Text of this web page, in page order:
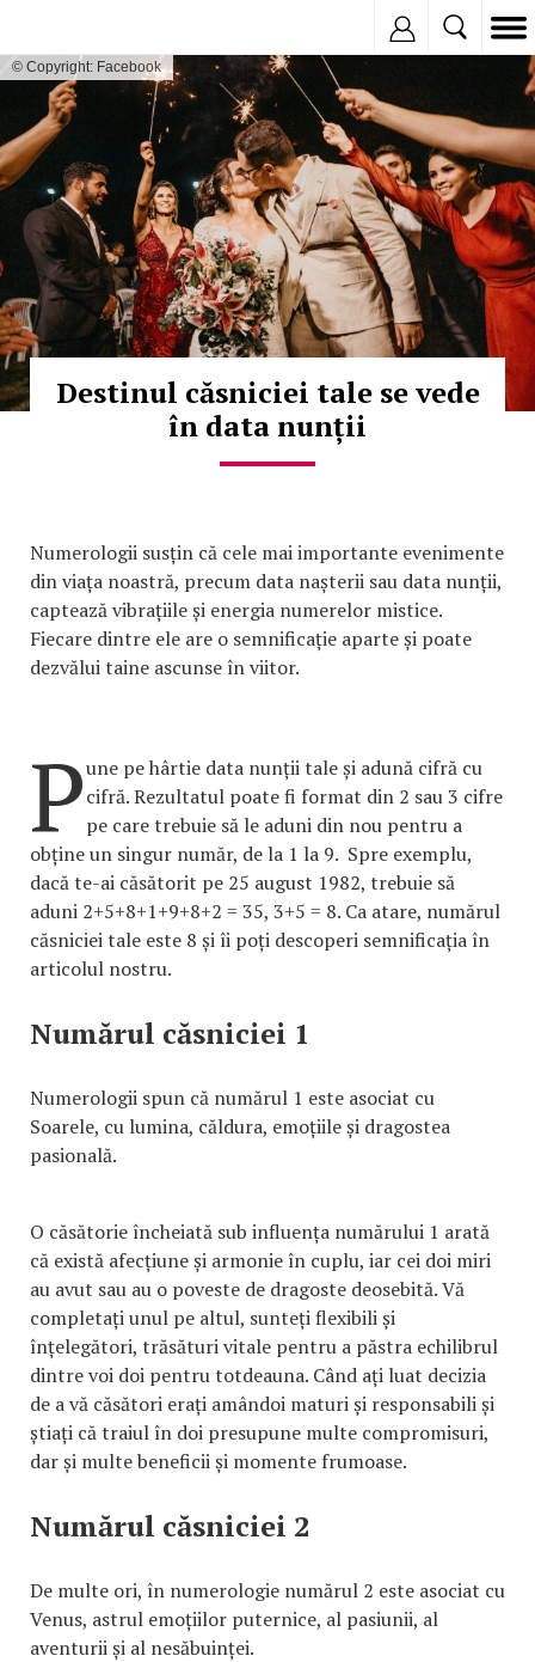
© Copyright: Facebook
Destinul căsniciei tale se vede
în data nunții
Numerologii susțin că cele mai importante evenimente
din viața noastră, precum data nașterii sau data nunții,
captează vibrațiile și energia numerelor mistice.
Fiecare dintre ele are o semnificație aparte și poate
dezvălui taine ascunse în viitor.
Pune pe hârtie data nunții tale și adună cifră cu
cifră. Rezultatul poate fi format din 2 sau 3 cifre
pe care trebuie să le aduni din nou pentru a
obține un singur număr, de la 1 la 9. Spre exemplu,
dacă te-ai căsătorit pe 25 august 1982, trebuie să
aduni 2+5+8+1+9+8+2 = 35, 3+5 = 8. Ca atare, numărul
căsniciei tale este 8 și îi poți descoperi semnificația în
articolul nostru.
Numărul căsniciei 1
Numerologii spun că numărul 1 este asociat cu
Soarele, cu lumina, căldura, emoțiile și dragostea
pasională.
O căsătorie încheiată sub influența numărului 1 arată
că există afecțiune și armonie în cuplu, iar cei doi miri
au avut sau au o poveste de dragoste deosebită. Vă
completați unul pe altul, sunteți flexibili și
înțelegători, trăsături vitale pentru a păstra echilibrul
dintre voi doi pentru totdeauna. Când ați luat decizia
de a vă căsători erați amândoi maturi și responsabili și
știați că traiul în doi presupune multe compromisuri,
dar și multe beneficii și momente frumoase.
Numărul căsniciei 2
De multe ori, în numerologie numărul 2 este asociat cu
Venus, astrul emoțiilor puternice, al pasiunii, al
aventurii și al nesăbuinței.